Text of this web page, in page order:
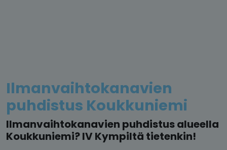
Ilmanvaihtokanavien
puhdistus Koukkuniemi
Ilmanvaihtokanavien puhdistus alueella
Koukkuniemi? IV Kympiltä tietenkin!